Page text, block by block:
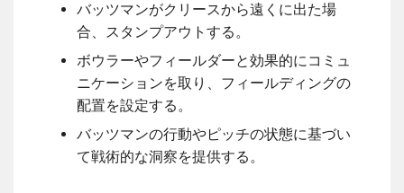
バッツマンがクリースから遠くに出た場
合、スタンプアウトする。
ボウラーやフィールダーと効果的にコミュ
ニケーションを取り、フィールディングの
配置を設定する。
バッツマンの行動やピッチの状態に基づい
て戦術的な洞察を提供する。